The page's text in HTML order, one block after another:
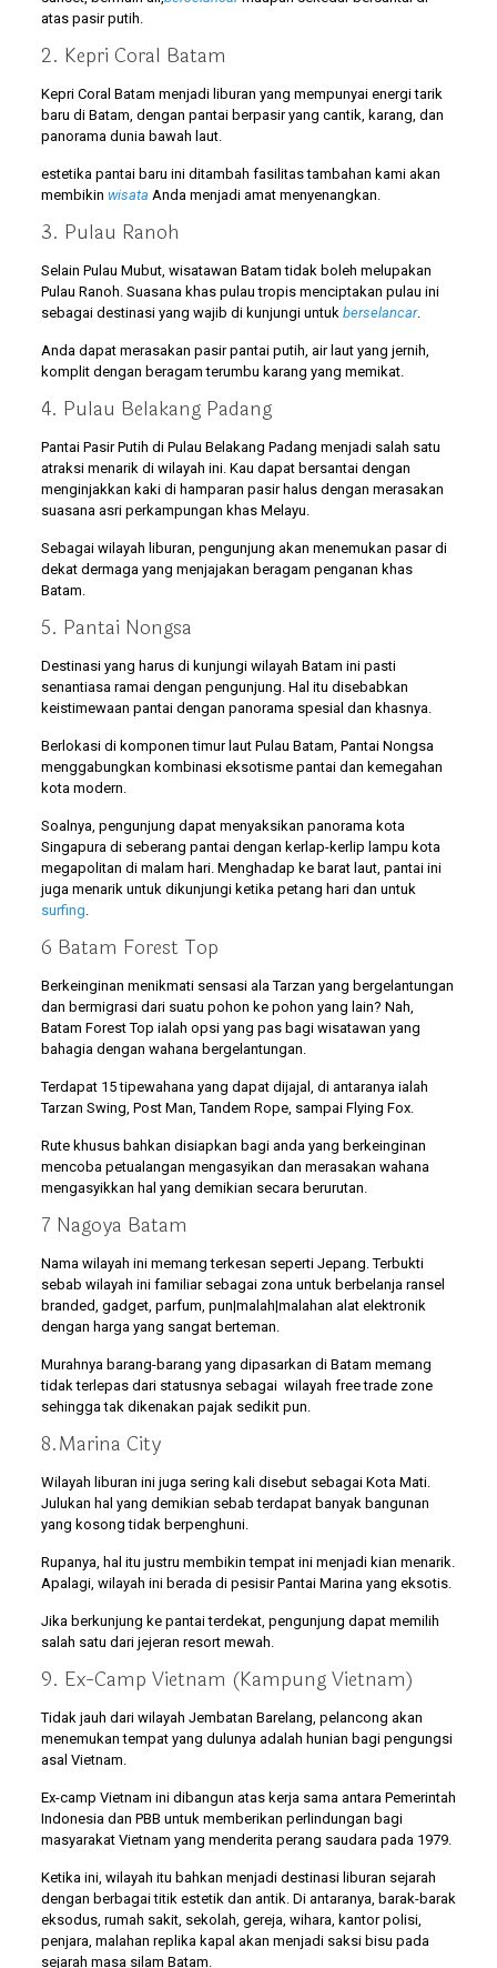
atas pasir putih.
2. Kepri Coral Batam
Kepri Coral Batam menjadi liburan yang mempunyai energi tarik
baru di Batam, dengan pantai berpasir yang cantik, karang, dan
panorama dunia bawah laut.
estetika pantai baru ini ditambah fasilitas tambahan kami akan
membikin wisata Anda menjadi amat menyenangkan.
3. Pulau Ranoh
Selain Pulau Mubut, wisatawan Batam tidak boleh melupakan
Pulau Ranoh. Suasana khas pulau tropis menciptakan pulau ini
sebagai destinasi yang wajib di kunjungi untuk berselancar.
Anda dapat merasakan pasir pantai putih, air laut yang jernih,
komplit dengan beragam terumbu karang yang memikat.
4. Pulau Belakang Padang
Pantai Pasir Putih di Pulau Belakang Padang menjadi salah satu
atraksi menarik di wilayah ini. Kau dapat bersantai dengan
menginjakkan kaki di hamparan pasir halus dengan merasakan
suasana asri perkampungan khas Melayu.
Sebagai wilayah liburan, pengunjung akan menemukan pasar di
dekat dermaga yang menjajakan beragam penganan khas
Batam.
5. Pantai Nongsa
Destinasi yang harus di kunjungi wilayah Batam ini pasti
senantiasa ramai dengan pengunjung. Hal itu disebabkan
keistimewaan pantai dengan panorama spesial dan khasnya.
Berlokasi di komponen timur laut Pulau Batam, Pantai Nongsa
menggabungkan kombinasi eksotisme pantai dan kemegahan
kota modern.
Soalnya, pengunjung dapat menyaksikan panorama kota
Singapura di seberang pantai dengan kerlap-kerlip lampu kota
megapolitan di malam hari. Menghadap ke barat laut, pantai ini
juga menarik untuk dikunjungi ketika petang hari dan untuk
surfing.
6 Batam Forest Top
Berkeinginan menikmati sensasi ala Tarzan yang bergelantungan
dan bermigrasi dari suatu pohon ke pohon yang lain? Nah,
Batam Forest Top ialah opsi yang pas bagi wisatawan yang
bahagia dengan wahana bergelantungan.
Terdapat 15 tipewahana yang dapat dijajal, di antaranya ialah
Tarzan Swing, Post Man, Tandem Rope, sampai Flying Fox.
Rute khusus bahkan disiapkan bagi anda yang berkeinginan
mencoba petualangan mengasyikan dan merasakan wahana
mengasyikkan hal yang demikian secara berurutan.
7 Nagoya Batam
Nama wilayah ini memang terkesan seperti Jepang. Terbukti
sebab wilayah ini familiar sebagai zona untuk berbelanja ransel
branded, gadget, parfum, pun|malah|malahan alat elektronik
dengan harga yang sangat berteman.
Murahnya barang-barang yang dipasarkan di Batam memang
tidak terlepas dari statusnya sebagai wilayah free trade zone
sehingga tak dikenakan pajak sedikit pun.
8.Marina City
Wilayah liburan ini juga sering kali disebut sebagai Kota Mati.
Julukan hal yang demikian sebab terdapat banyak bangunan
yang kosong tidak berpenghuni.
Rupanya, hal itu justru membikin tempat ini menjadi kian menarik.
Apalagi, wilayah ini berada di pesisir Pantai Marina yang eksotis.
Jika berkunjung ke pantai terdekat, pengunjung dapat memilih
salah satu dari jejeran resort mewah.
9. Ex-Camp Vietnam (Kampung Vietnam)
Tidak jauh dari wilayah Jembatan Barelang, pelancong akan
menemukan tempat yang dulunya adalah hunian bagi pengungsi
asal Vietnam.
Ex-camp Vietnam ini dibangun atas kerja sama antara Pemerintah
Indonesia dan PBB untuk memberikan perlindungan bagi
masyarakat Vietnam yang menderita perang saudara pada 1979.
Ketika ini, wilayah itu bahkan menjadi destinasi liburan sejarah
dengan berbagai titik estetik dan antik. Di antaranya, barak-barak
eksodus, rumah sakit, sekolah, gereja, wihara, kantor polisi,
penjara, malahan replika kapal akan menjadi saksi bisu pada
sejarah masa silam Batam.